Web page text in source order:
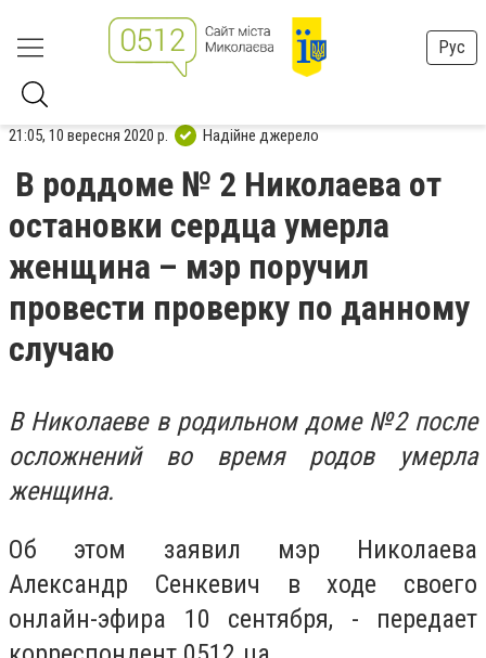
Рус
21:05, 10 вересня 2020 р. Надійне джерело
В роддоме № 2 Николаева от
остановки сердца умерла
женщина – мэр поручил
провести проверку по данному
случаю
В Николаеве в родильном доме №2 после
осложнений во время родов умерла
женщина.
Об этом заявил мэр Николаева
Александр Сенкевич в ходе своего
онлайн-эфира 10 сентября, - передает